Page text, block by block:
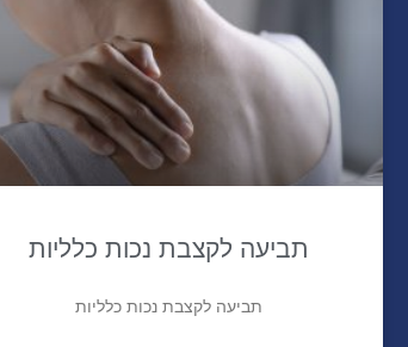
תביעה לקצבת נכות כלליות
תביעה לקצבת נכות כלליות